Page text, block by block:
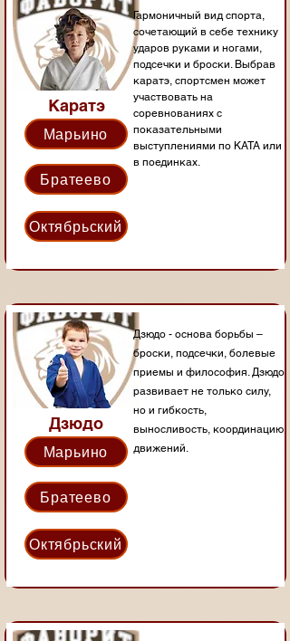
Каратэ
Марьино
Гармоничный вид спорта,
сочетающий в себе технику
ударов руками и ногами,
подсечки и броски. Выбрав
каратэ, спортсмен может
участвовать на
соревнованиях с
показательными
выступлениями по КАТА или
в поединках.
Братеево
Октябрьский
Дзюдо
Марьино
Дзюдо - основа борьбы –
броски, подсечки, болевые
приемы и философия. Дзюдо
развивает не только силу,
но и гибкость,
выносливость, координацию
движений.
Братеево
Октябрьский